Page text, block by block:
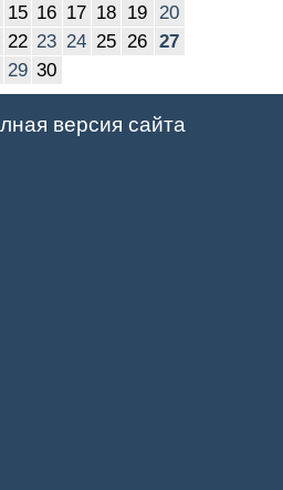
15 16 17 18 19 20
22 23 24 25 26 27
29 30
версия сайта